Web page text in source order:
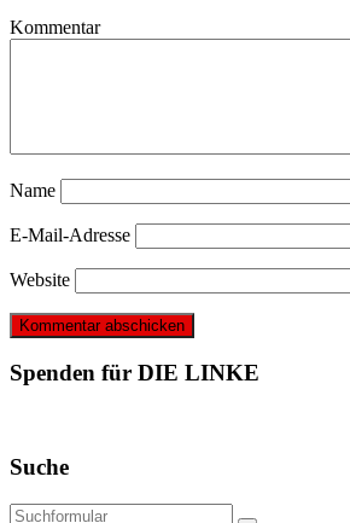
Kommentar
Name
E-Mail-Adresse
Website
Spenden für DIE LINKE
Suche